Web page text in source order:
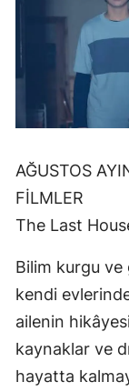
AĞUSTOS
FİLMLER
The Last
Bilim kurgu
kendi
ailenin
kaynaklar ve
hayatta